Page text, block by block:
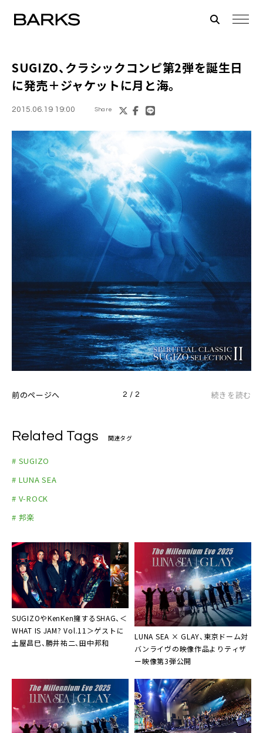
SUGIZO、クラシックコンピ第2弾を誕生日
に発売＋ジャケットに月と海。
2015.06.19 19:00 Share
前のページへ 2 / 2 続きを読む
Related Tags 関連タグ
# SUGIZO
# LUNA SEA
# V-ROCK
# 邦楽
SUGIZOやKenKen擁するSHAG、＜
WHAT IS JAM? Vol.11＞ゲストに
土屋昌巳、勝井祐二、田中邦和
LUNA SEA × GLAY、東京ドーム対
バンライヴの映像作品よりティザ
ー映像第3弾公開